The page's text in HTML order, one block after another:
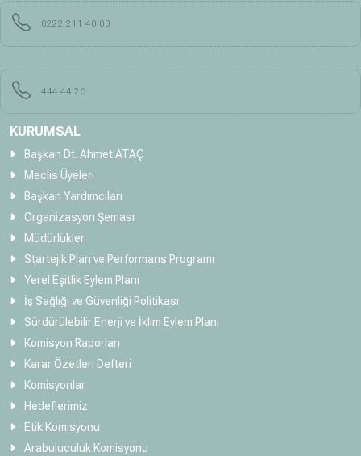
0222 211 40 00
444 44 26
KURUMSAL
Başkan Dt. Ahmet ATAÇ
Meclis Üyeleri
Başkan Yardımcıları
Organizasyon Şeması
Müdürlükler
Startejik Plan ve Performans Programı
Yerel Eşitlik Eylem Planı
İş Sağlığı ve Güvenliği Politikası
Sürdürülebilir Enerji ve İklim Eylem Planı
Komisyon Raporları
Karar Özetleri Defteri
Komisyonlar
Hedeflerimiz
Etik Komisyonu
Arabuluculuk Komisyonu